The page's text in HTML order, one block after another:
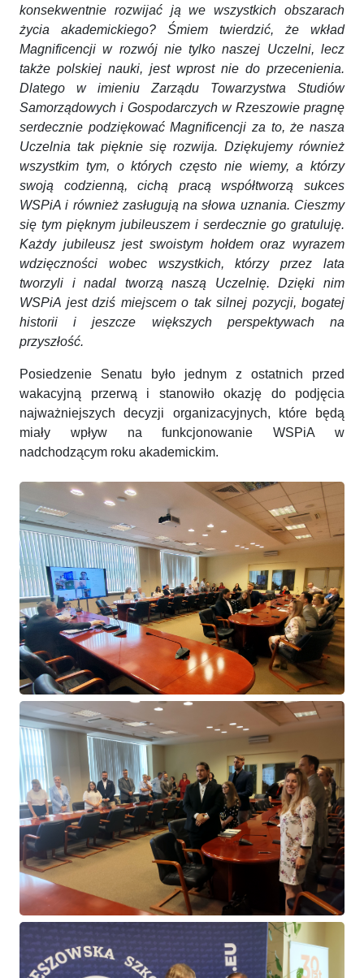
konsekwentnie rozwijać ją we wszystkich obszarach
życia akademickiego? Śmiem twierdzić, że wkład
Magnificencji w rozwój nie tylko naszej Uczelni, lecz
także polskiej nauki, jest wprost nie do przecenienia.
Dlatego w imieniu Zarządu Towarzystwa Studiów
Samorządowych i Gospodarczych w Rzeszowie pragnę
serdecznie podziękować Magnificencji za to, że nasza
Uczelnia tak pięknie się rozwija. Dziękujemy również
wszystkim tym, o których często nie wiemy, a którzy
swoją codzienną, cichą pracą współtworzą sukces
WSPiA i również zasługują na słowa uznania. Cieszmy
się tym pięknym jubileuszem i serdecznie go gratuluję.
Każdy jubileusz jest swoistym hołdem oraz wyrazem
wdzięczności wobec wszystkich, którzy przez lata
tworzyli i nadal tworzą naszą Uczelnię. Dzięki nim
WSPiA jest dziś miejscem o tak silnej pozycji, bogatej
historii i jeszcze większych perspektywach na
przyszłość.
Posiedzenie Senatu było jednym z ostatnich przed
wakacyjną przerwą i stanowiło okazję do podjęcia
najważniejszych decyzji organizacyjnych, które będą
miały wpływ na funkcjonowanie WSPiA w
nadchodzącym roku akademickim.